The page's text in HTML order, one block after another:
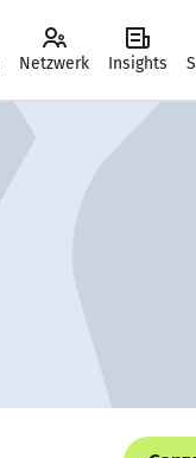
Netzwerk Insights